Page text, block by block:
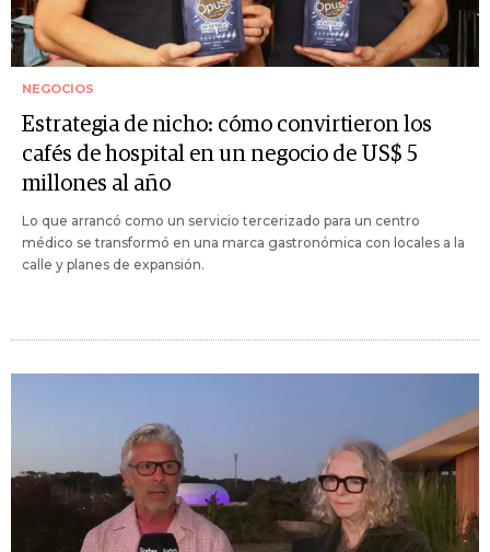
NEGOCIOS
Estrategia de nicho: cómo convirtieron los
cafés de hospital en un negocio de US$ 5
millones al año
Lo que arrancó como un servicio tercerizado para un centro
médico se transformó en una marca gastronómica con locales a la
calle y planes de expansión.